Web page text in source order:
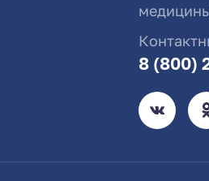
8 (800)